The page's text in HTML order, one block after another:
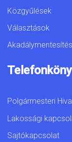
Közgyűlések
Választások
Polgármesteri
Lakossági
Sajtókapcsolat